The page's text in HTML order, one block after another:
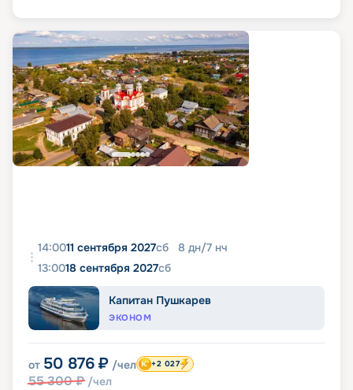
14:0011 сентября 2027сб 8 дн/7 нч
13:0018 сентября 2027сб
Капитан Пушкарев
ЭКОНОМ
от 50 876 ₽ /чел
55 300₽ /чел
+2 027